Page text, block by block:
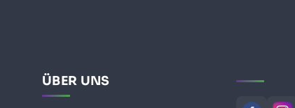
ÜBER UNS